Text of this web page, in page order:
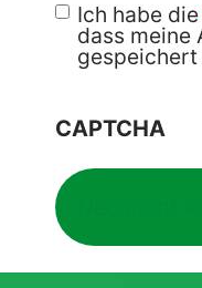
Ich habe die
dass meine
gespeichert
CAPTCHA